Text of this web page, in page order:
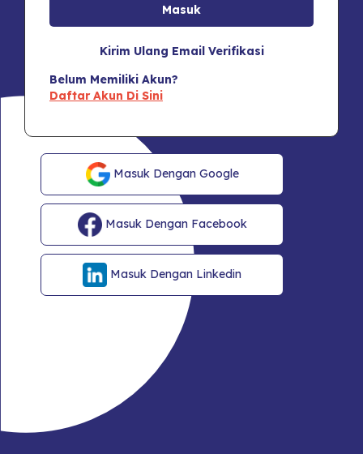
Kirim Ulang Email Verifikasi
Belum Memiliki Akun?
Daftar Akun Di Sini
Masuk Dengan Google
Masuk Dengan Facebook
Masuk Dengan Linkedin